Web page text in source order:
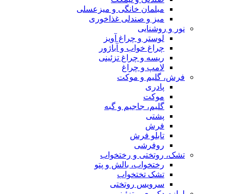
مبلمان خانگی و میزعسلی
میز و صندلی غذاخوری
نور و روشنایی
لوستر و چراغ آویز
چراغ خواب و آباژور
ریسه و چراغ تزئینی
لامپ و چراغ
فرش، گلیم و موکت
پادری
موکت
گلیم، جاجیم و گبه
پشتی
فرش
تابلو فرش
روفرشی
تشک، روتختی و رختخواب
رختخواب، بالش و پتو
تشک تختخواب
سرویس روتختی